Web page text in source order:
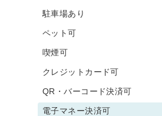
駐車場あり
ペット可
喫煙可
クレジットカード可
QR・バーコード決済可
電子マネー決済可